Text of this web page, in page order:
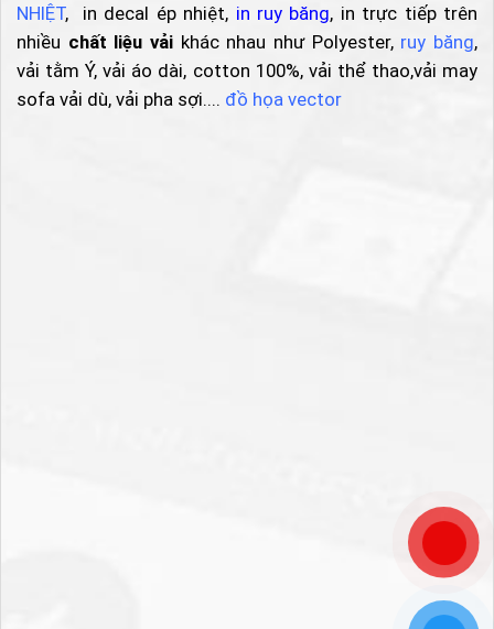
NHIỆT, in decal ép nhiệt, in ruy băng, in trực tiếp trên
nhiều chất liệu vải khác nhau như Polyester, ruy băng,
vải tằm Ý, vải áo dài, cotton 100%, vải thể thao,vải may
sofa vải dù, vải pha sợi.... đồ họa vector